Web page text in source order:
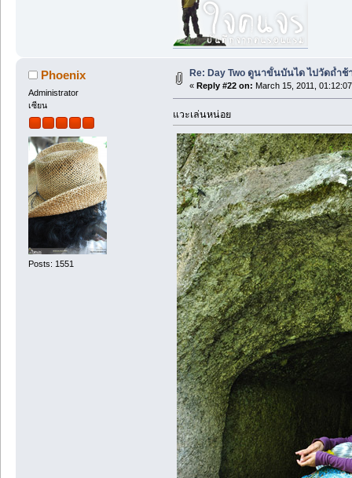
Phoenix
Administrator
เซียน
Posts: 1551
Re: Day Two ดูนาขั้นบันได ไปวัดถ้ำ
« Reply #22 on: March 15, 2011,
แวะเล่นหน่อย